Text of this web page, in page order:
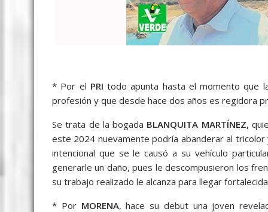
* Por el PRI todo apunta hasta el momento que
profesión y que desde hace dos años es regidora
Se trata de la bogada BLANQUITA MARTÍNEZ,
este 2024 nuevamente podría abanderar al
intencional que se le causó a su vehículo
generarle un daño, pues le descompusieron los
su trabajo realizado le alcanza para llegar
* Por MORENA, hace su debut una joven